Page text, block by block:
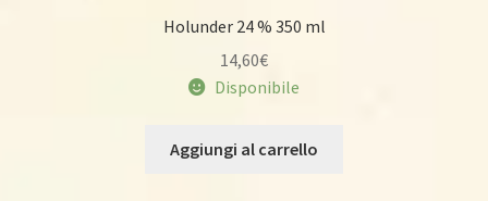
Holunder 24 % 350 ml
14,60€
Disponibile
Aggiungi al carrello